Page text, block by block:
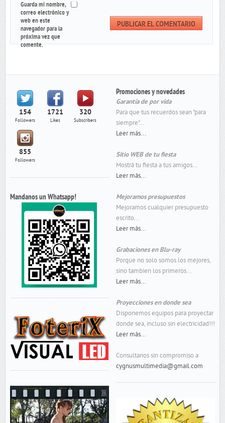
Guarda mi nombre,
correo electrónico y
web en este
navegador para la
próxima vez que
comente.
154
Followers
1721
Likes
320
Subscribers
855
Followers
Mandanos un Whatsapp!
Promociones y novedades
Garantía de por vida
Para que tus recuerdos sean "para
siempre"...
Leer más...
Sitio WEB de tu fiesta
Mostrá tu fiesta a tus amigos...
Leer más...
Mejoramos presupuestos
Mejoramos cualquier presupuesto
escrito...
Leer más...
Grabaciones en Blu-ray
Porque no solo somos los mejores,
sino tambien los primeros...
Leer más...
Proyecciones en donde sea
Disponemos equipos para proyectar
donde sea, incluso sin electricidad!!!
Leer más...
Consultanos sin compromiso a
cygnusmultimedia@gmail.com